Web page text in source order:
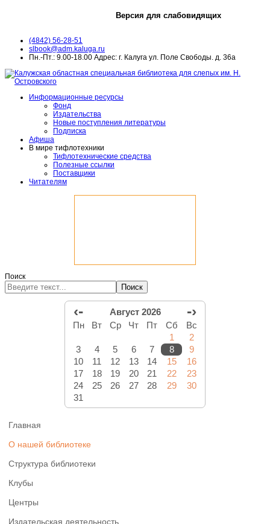
Версия для слабовидящих
(4842) 56-28-51
slbook@adm.kaluga.ru
Пн.-Пт.: 9.00-18.00 Адрес: г. Калуга ул. Поле Свободы. д. 36а
Информационные ресурсы
Фонд
Издательства
Новые поступления литературы
Подписка
Афиша
В мире тифлотехники
Тифлотехнические средства
Полезные ссылки
Поставщики
Читателям
Поиск
Поиск
‹- Август 2026 -›
Пн Вт Ср Чт Пт Сб
Вс
1
2
3
4 5 6 7 8
9
10
11 12 13 14 15
16
17
18 19 20 21 22
23
24
25 26 27 28 29
30
31
Главная
О нашей библиотеке
Структура библиотеки
Клубы
Центры
Издательская деятельность